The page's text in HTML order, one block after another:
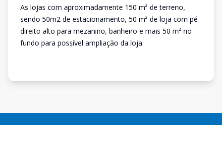
As lojas com aproximadamente 150 m² de terreno,
sendo 50m2 de estacionamento, 50 m² de loja com pé
direito alto para mezanino, banheiro e mais 50 m² no
fundo para possível ampliação da loja.